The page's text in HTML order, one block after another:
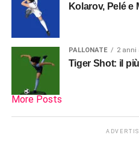
Kolarov, Pelé e
PALLONATE 2 anni
Tiger Shot: il
More Posts